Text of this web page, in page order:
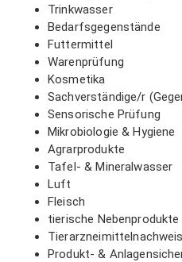
Trinkwasser
Bedarfsgegenstände
Futtermittel
Warenprüfung
Kosmetika
Sachverständige/r
Sensorische Prüfung
Mikrobiologie & Hygiene
Agrarprodukte
Tafel- & Mineralwasser
Luft
Fleisch
tierische Nebenprodukte
Tierarzneimittelnachweis
Produkt- &
Mitglied
werden
Passwort
vergessen